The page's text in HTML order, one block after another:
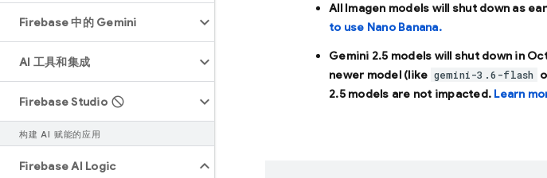
Firebase 中的 Gemini
AI 工具和集成
Firebase Studio
构建 AI 赋能的应用
Firebase AI Logic
All Imagen models will shut down as
to use Nano Banana.
Gemini 2.5 models will shut down in
newer model (like gemini-3.6-flash
2.5 models are not impacted. Learn